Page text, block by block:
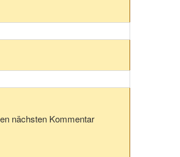
nächsten Kommentar